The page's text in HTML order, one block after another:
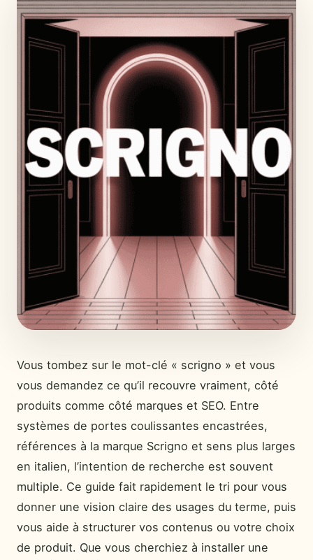
Vous tombez sur le mot-clé « scrigno » et vous
vous demandez ce qu’il recouvre vraiment, côté
produits comme côté marques et SEO. Entre
systèmes de portes coulissantes encastrées,
références à la marque Scrigno et sens plus larges
en italien, l’intention de recherche est souvent
multiple. Ce guide fait rapidement le tri pour vous
donner une vision claire des usages du terme, puis
vous aide à structurer vos contenus ou votre choix
de produit. Que vous cherchiez à installer une